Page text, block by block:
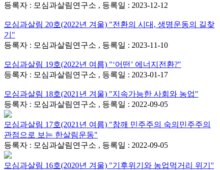
등록자 : 모심과살림연구소 , 등록일 : 2023-12-12
모심과살림 20호(2022년 겨울) "전환의 시대, 생명운동의 길찾
기"
등록자 : 모심과살림연구소 , 등록일 : 2023-11-10
모심과살림 19호(2022년 여름) "‘어떤’ 에너지전환?"
등록자 : 모심과살림연구소 , 등록일 : 2023-01-17
모심과살림 18호(2021년 겨울) "지속가능한 사회와 농업"
등록자 : 모심과살림연구소 , 등록일 : 2022-09-05
모심과살림 17호(2021년 여름) "참깨 민주주의 숙의민주주의
관점으로 보는 한살림운동"
등록자 : 모심과살림연구소 , 등록일 : 2022-09-05
모심과살림 16호(2020년 겨울) "기후위기와 농업먹거리 위기"